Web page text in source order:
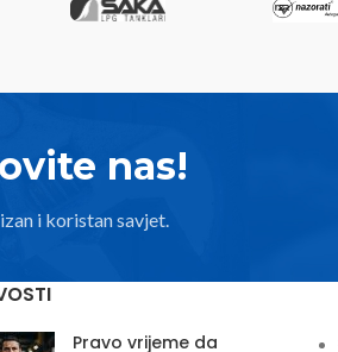
nas!
i koristan savjet.
Pravo vrijeme da